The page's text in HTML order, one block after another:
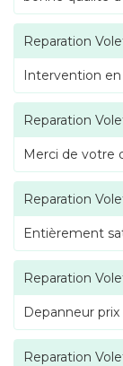
Reparation
Intervention
Reparation
Merci de votre
Reparation
Entièrement
Reparation
Depanneur prix
Reparation